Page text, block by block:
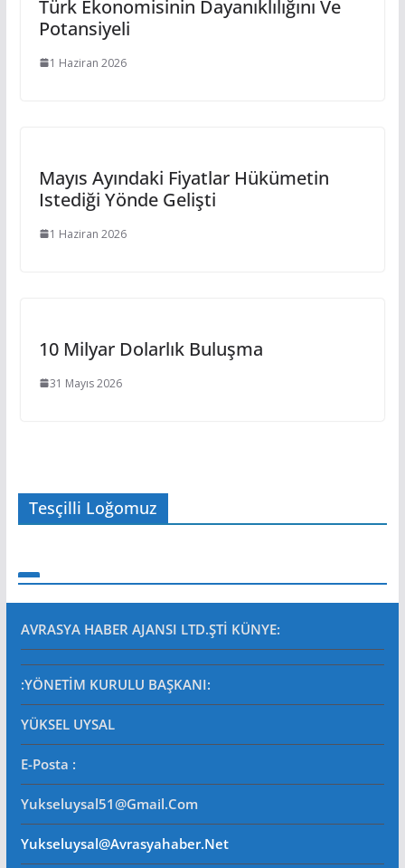
Türk Ekonomisinin Dayanıklılığını Ve
Potansiyeli
1 Haziran 2026
Mayıs Ayındaki Fiyatlar Hükümetin
Istediği Yönde Gelişti
1 Haziran 2026
10 Milyar Dolarlık Buluşma
31 Mayıs 2026
Tesçilli Loğomuz
AVRASYA HABER AJANSI LTD.ŞTİ KÜNYE:
:YÖNETİM KURULU BAŞKANI:
YÜKSEL UYSAL
E-Posta :
Yukseluysal51@gmail.com
Yukseluysal@avrasyahaber.net